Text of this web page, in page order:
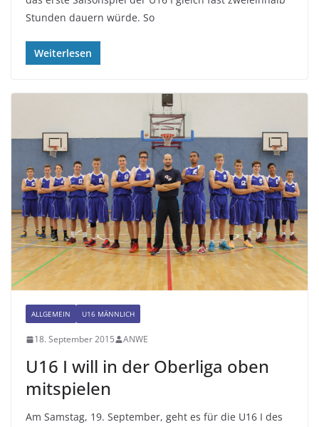
Stunden dauern würde. So
Weiterlesen
ALLGEMEIN U16 MÄNNLICH
18. September 2015 ANWE
U16 I will in der Oberliga oben
mitspielen
Am Samstag, 19. September, geht es für die U16 I des